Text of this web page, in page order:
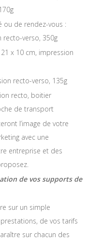
ou de rendez-vous :
verso, 350g
x 10 cm, impression
recto-verso, 135g
recto, boitier
de transport
l’image de votre
avec une
entreprise et des
de vos supports de
sur un simple
de vos tarifs
sur chacun des